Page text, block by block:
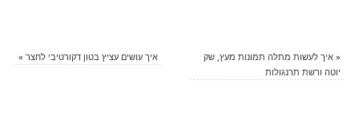
«איך לעשות מתלה תמונות מעץ, שק
יוטה ורשת תרנגולות
איך עושים עציץ בטון דקורטיבי לחצר »